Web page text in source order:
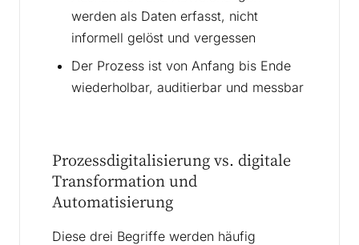
werden als Daten erfasst, nicht
informell gelöst und vergessen
Der Prozess ist von Anfang bis Ende
wiederholbar, auditierbar und messbar
Prozessdigitalisierung vs. digitale
Transformation und
Automatisierung
Diese drei Begriffe werden häufig